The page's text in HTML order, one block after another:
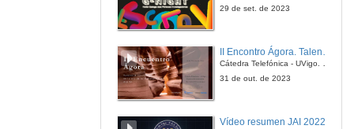
29 de set. de 2023
Cátedra Telefónica - UVigo. Espazos de innovación
31 de out. de 2023
Vídeo resumen JAI 2022